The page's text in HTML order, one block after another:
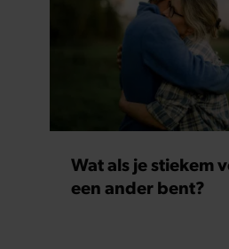
Wat als je stiekem
een ander bent?